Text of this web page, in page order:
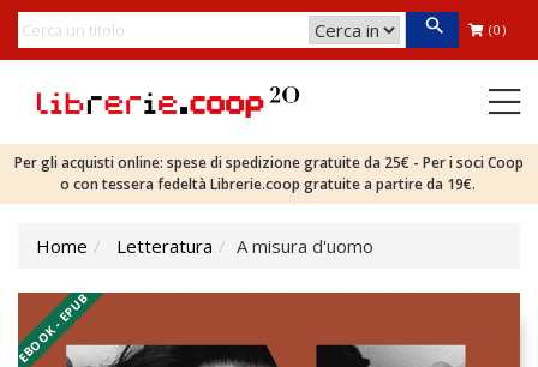
(0)
Per gli acquisti online: spese di spedizione gratuite da 25€ - Per i soci Coop
o con tessera fedeltà Librerie.coop gratuite a partire da 19€.
Home Letteratura A misura d'uomo
EBOOK - EPUB